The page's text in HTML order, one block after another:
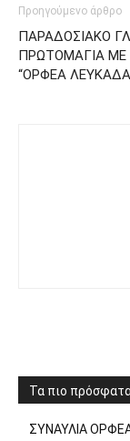
Προηγούμενο άρθρο
ΠΑΡΑΔΟΣΙΑΚΟ
ΠΡΩΤΟΜΑΓΙΑ ΜΕ
“ΟΡΦΕΑ
Τα πιο
ΣΥΝΑΥΛΙΑ